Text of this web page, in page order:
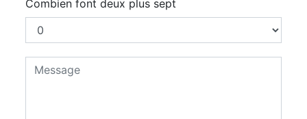
Combien font deux plus sept